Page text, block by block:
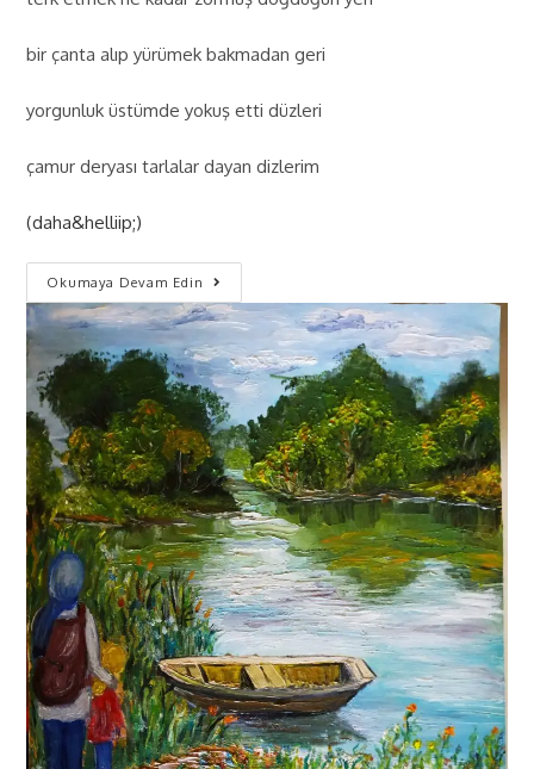
bir çanta alıp yürümek bakmadan geri
yorgunluk üstümde yokuş etti düzleri
çamur deryası tarlalar dayan dizlerim
(daha&helliip;)
Okumaya Devam Edin